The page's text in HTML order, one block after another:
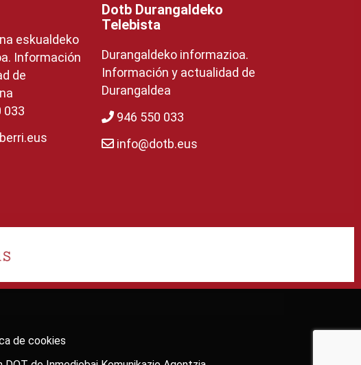
eskualdeko
Información
de
033
Dotb Durangaldeko
Telebista
Durangaldeko informazioa.
Información y actualidad de
Durangaldea
946 550 033
info@dotb.eus
de cookies